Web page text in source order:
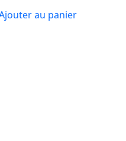
au panier